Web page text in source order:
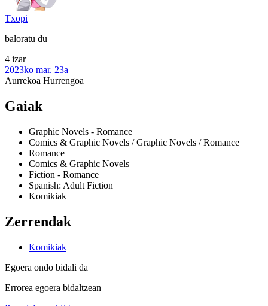
Txopi
baloratu du
4 izar
2023ko mar. 23a
Aurrekoa Hurrengoa
Gaiak
Graphic Novels - Romance
Comics & Graphic Novels / Graphic Novels / Romance
Romance
Comics & Graphic Novels
Fiction - Romance
Spanish: Adult Fiction
Komikiak
Zerrendak
Komikiak
Egoera ondo bidali da
Errorea egoera bidaltzean